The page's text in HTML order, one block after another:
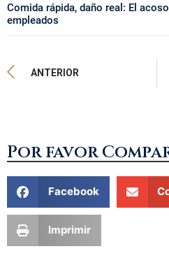
Comida rápida, daño real: El
empleados
ANTERIOR
Por favor
Facebook
Imprimir